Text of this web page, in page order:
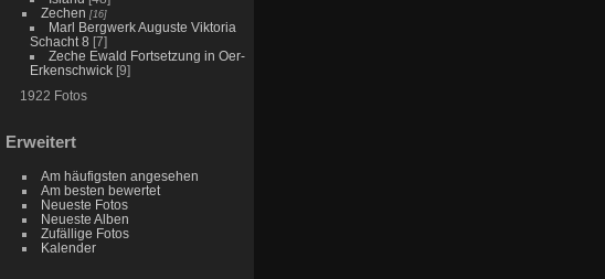
Zechen [16]
Marl Bergwerk Auguste Viktoria
Schacht 8 [7]
Zeche Ewald Fortsetzung in Oer-
Erkenschwick [9]
1922 Fotos
Erweitert
Am häufigsten angesehen
Am besten bewertet
Neueste Fotos
Neueste Alben
Zufällige Fotos
Kalender